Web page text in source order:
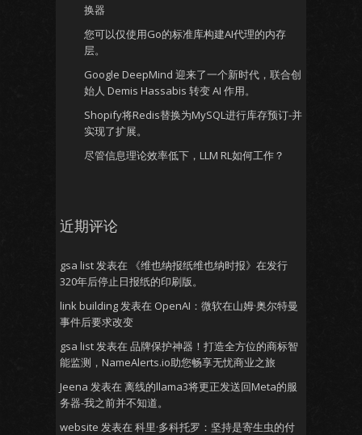
换器
您可以仅使用Go的标准库构建AI代理的内存
层。
Google DeepMind 迎来了一个新时代，联合创
始人 Demis Hassabis 转变 AI 作用。
Shopify将Redis替换为MySQL进行库存预订-并
实现了扩展。
尽管信息理论效率低下，LLM RL如何工作？
近期评论
gsa list发表在
《维也纳报纸维也纳时报》在发行
320年后停止日报纸的印刷版。
link building发表在 OpenAI：微软在山姆·奥尔特曼
事件后要求改变
gsa list发表在 品牌保护神器！打造全方位的商标智
能监测，NameAlerts.io助您畅享无忧商业之旅
Jeena 发表在 离线的llama3将更正发送回Meta的服
务器-我之前并不知道。
website 发表在 科里·多科托罗：坚持是寄生虫的付